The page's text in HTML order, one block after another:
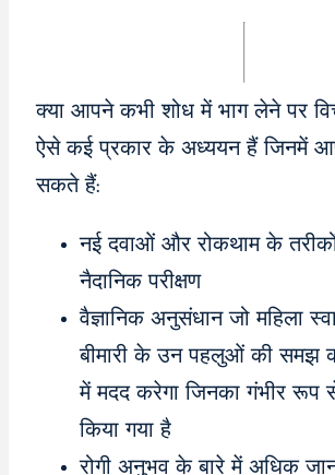
क्या आपने कभी शोध में भाग लेने पर
ऐसे कई प्रकार के अध्ययन हैं जिनमें
सकते हैं:
नई दवाओं और रोकथाम के
नैदानिक ​​परीक्षण
वैज्ञानिक अनुसंधान जो महिला
बीमारी के उन पहलुओं की समझ
में मदद करेगा जिनका गंभीर
किया गया है
रोगी अनुभव के बारे में अधिक